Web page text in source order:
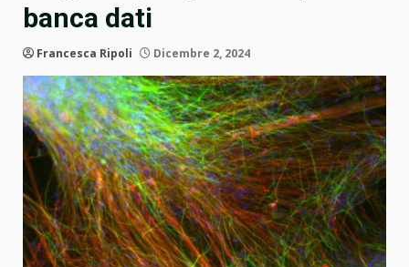
banca dati
Francesca Ripoli Dicembre 2, 2024